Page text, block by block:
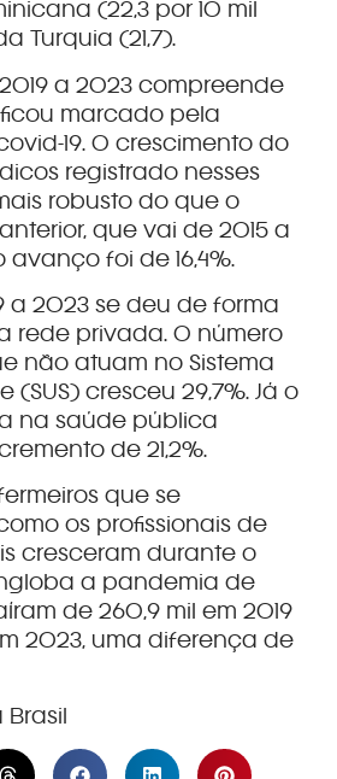
(22,3 por 10 mil
Turquia (21,7).
a 2023 compreende
marcado pela
19. O crescimento do
registrado nesses
robusto do que o
que vai de 2015 a
avanço foi de 16,4%.
a 2023 se deu de forma
rede privada. O número
não atuam no Sistema
(SUS) cresceu 29,7%. Já o
na saúde pública
de 21,2%.
que se
os profissionais de
cresceram durante o
a pandemia de
de 260,9 mil em 2019
2023, uma diferença de